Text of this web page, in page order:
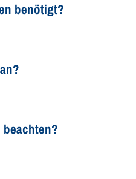
benötigt?